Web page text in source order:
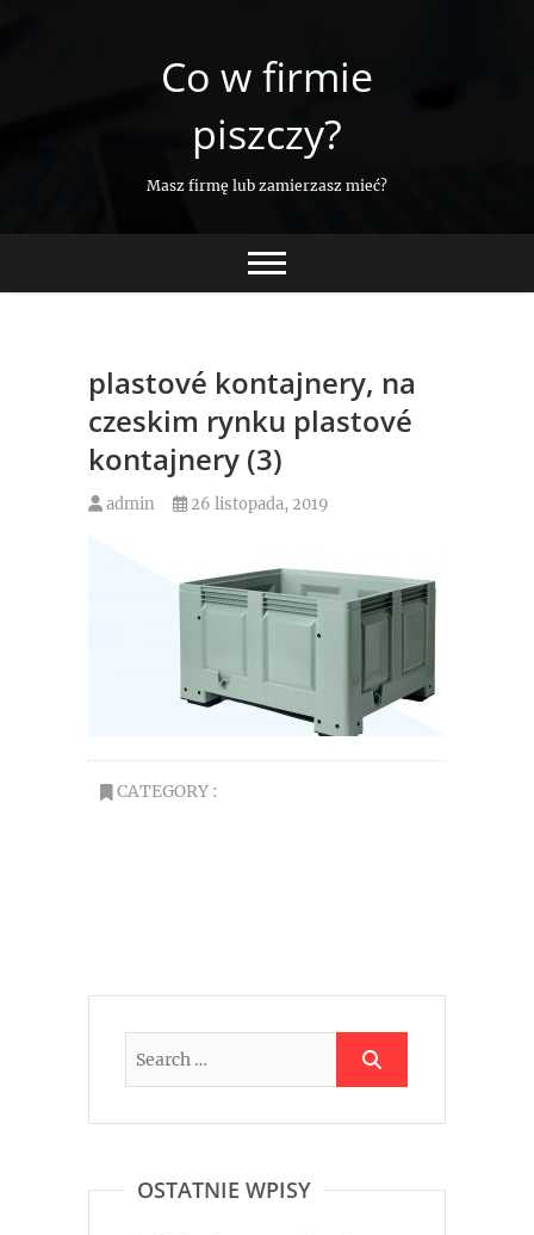
Co w firmie
piszczy?
Masz firmę lub zamierzasz mieć?
plastové kontajnery, na
czeskim rynku plastové
kontajnery (3)
admin 26 listopada, 2019
CATEGORY :
OSTATNIE WPISY